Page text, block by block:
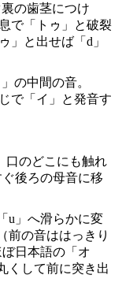
の歯茎につけ
で「トゥ」と破裂
」と出せば「d」
の中間の音。
で「イ」と発音す
口のどこにも触れ
後ろの母音に移
u」へ滑らかに変
前の音ははっきり
日本語の「オ
くして前に突き出